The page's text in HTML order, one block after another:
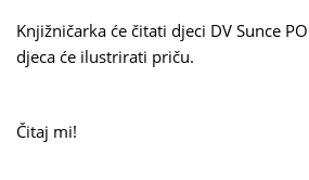
Knjižničarka će čitati djeci DV Sunce
djeca će ilustrirati priču.
Čitaj mi!